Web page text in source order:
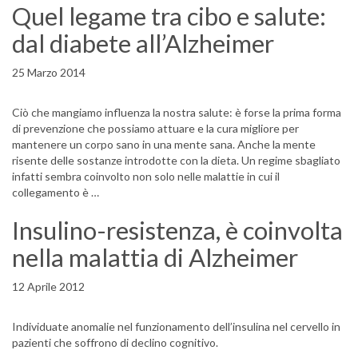
Quel legame tra cibo e salute:
dal diabete all’Alzheimer
25 Marzo 2014
Ciò che mangiamo influenza la nostra salute: è forse la prima forma
di prevenzione che possiamo attuare e la cura migliore per
mantenere un corpo sano in una mente sana. Anche la mente
risente delle sostanze introdotte con la dieta. Un regime sbagliato
infatti sembra coinvolto non solo nelle malattie in cui il
collegamento è …
Insulino-resistenza, è coinvolta
nella malattia di Alzheimer
12 Aprile 2012
Individuate anomalie nel funzionamento dell’insulina nel cervello in
pazienti che soffrono di declino cognitivo.